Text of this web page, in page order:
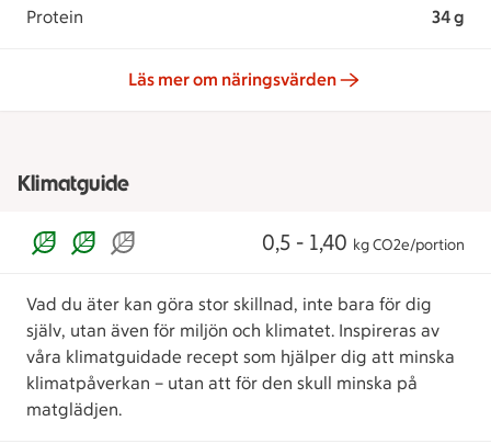
Protein 34 g
Läs mer om näringsvärden
Klimatguide
0,5 - 1,40 kg CO2e/portion
Vad du äter kan göra stor skillnad, inte bara för dig
själv, utan även för miljön och klimatet. Inspireras av
våra klimatguidade recept som hjälper dig att minska
klimatpåverkan – utan att för den skull minska på
matglädjen.